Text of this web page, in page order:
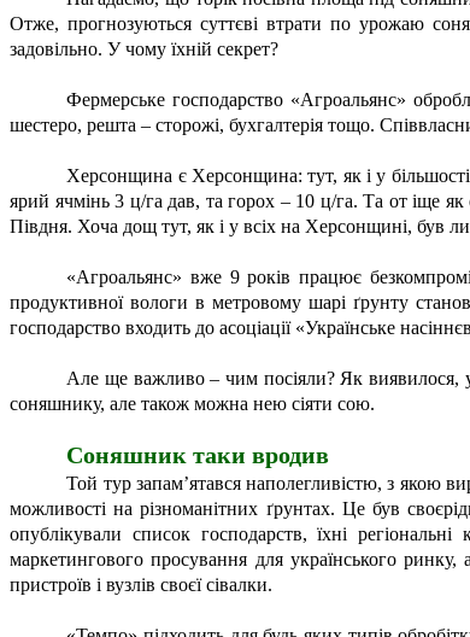
Отже, прогнозуються суттєві втрати по урожаю
задовільно. У чому їхній секрет?
Фермерське господарство «Агроальянс»
шестеро, решта – сторожі, бухгалтерія тощо.
Херсонщина є Херсонщина: тут, як і у
ярий ячмінь 3 ц/га дав, та горох – 10 ц/га. Та от іще
Півдня. Хоча дощ тут, як і у всіх на Херсонщині, був
«Агроальянс» вже 9 років працює
продуктивної вологи в метровому шарі ґрунту
господарство входить до асоціації «Українське
Але ще важливо – чим посіяли? Як виявилося, у
соняшнику, але також можна нею сіяти сою.
Соняшник таки вродив
Той тур запам’ятався наполегливістю, з якою
можливості на різноманітних ґрунтах. Це був
опублікували список господарств, їхні
маркетингового просування для українського
пристроїв і вузлів своєї сівалки.